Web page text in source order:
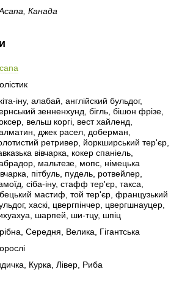
Канада
іну, алабай, англійский бульдог,
зенненхунд, бігль, бішон фрізе,
вельш коргі, вест хайленд,
джек расел, доберман,
ретривер, йоркширський тер'єр,
вівчарка, кокер спаніель,
мальтезе, мопс, німецька
пітбуль, пудель, ротвейлер,
сіба-іну, стафф тер'єр, такса,
мастиф, той тер'єр, французький
хаскі, цвергпінчер, цвергшнауцер,
шарпей, ши-тцу, шпіц
Середня, Велика, Гігантська
Курка, Лівер, Риба